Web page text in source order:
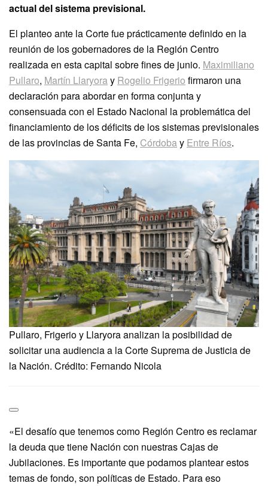
actual del sistema previsional.
El planteo ante la Corte fue prácticamente definido en la
reunión de los gobernadores de la Región Centro
realizada en esta capital sobre fines de junio. Maximiliano
Pullaro, Martín Llaryoray Rogelio Frigerio firmaron una
declaración para abordar en forma conjunta y
consensuada con el Estado Nacional la problemática del
financiamiento de los déficits de los sistemas previsionales
de las provincias de Santa Fe, Córdobay Entre Ríos.
Pullaro, Frigerio y Llaryora analizan la posibilidad de
solicitar una audiencia a la Corte Suprema de Justicia de
la Nación. Crédito: Fernando Nicola
«El desafío que tenemos como Región Centro es reclamar
la deuda que tiene Nación con nuestras Cajas de
Jubilaciones. Es importante que podamos plantear estos
temas de fondo, son políticas de Estado. Para eso